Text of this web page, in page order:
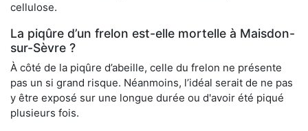
cellulose.
La piqûre d’un frelon est-elle mortelle à Maisdon-
sur-Sèvre ?
À côté de la piqûre d’abeille, celle du frelon ne présente
pas un si grand risque. Néanmoins, l’idéal serait de ne pas
y être exposé sur une longue durée ou d'avoir été piqué
plusieurs fois.